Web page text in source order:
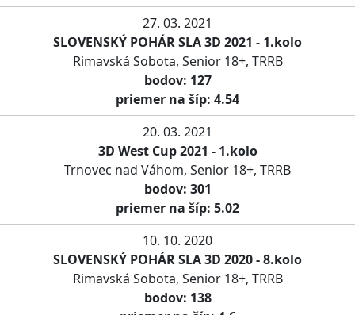
27. 03. 2021
SLOVENSKÝ POHÁR SLA 3D 2021 - 1.kolo
Rimavská Sobota, Senior 18+, TRRB
bodov: 127
priemer na šíp: 4.54
20. 03. 2021
3D West Cup 2021 - 1.kolo
Trnovec nad Váhom, Senior 18+, TRRB
bodov: 301
priemer na šíp: 5.02
10. 10. 2020
SLOVENSKÝ POHÁR SLA 3D 2020 - 8.kolo
Rimavská Sobota, Senior 18+, TRRB
bodov: 138